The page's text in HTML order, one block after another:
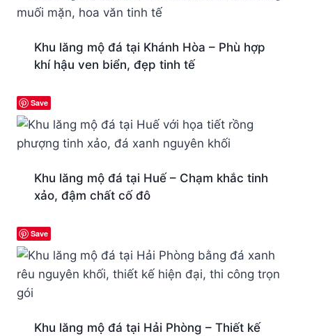
Khu lăng mộ đá tại Khánh Hòa – Phù hợp
khí hậu ven biển, đẹp tinh tế
Save
Khu lăng mộ đá tại Huế – Chạm khắc tinh
xảo, đậm chất cố đô
Save
Khu lăng mộ đá tại Hải Phòng – Thiết kế